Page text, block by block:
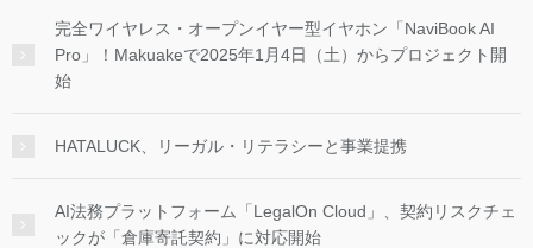
完全ワイヤレス・オープンイヤー型イヤホン「NaviBook AI
Pro」！Makuakeで2025年1月4日（土）からプロジェクト開
始
HATALUCK、リーガル・リテラシーと事業提携
AI法務プラットフォーム「LegalOn Cloud」、契約リスクチェ
ックが「倉庫寄託契約」に対応開始